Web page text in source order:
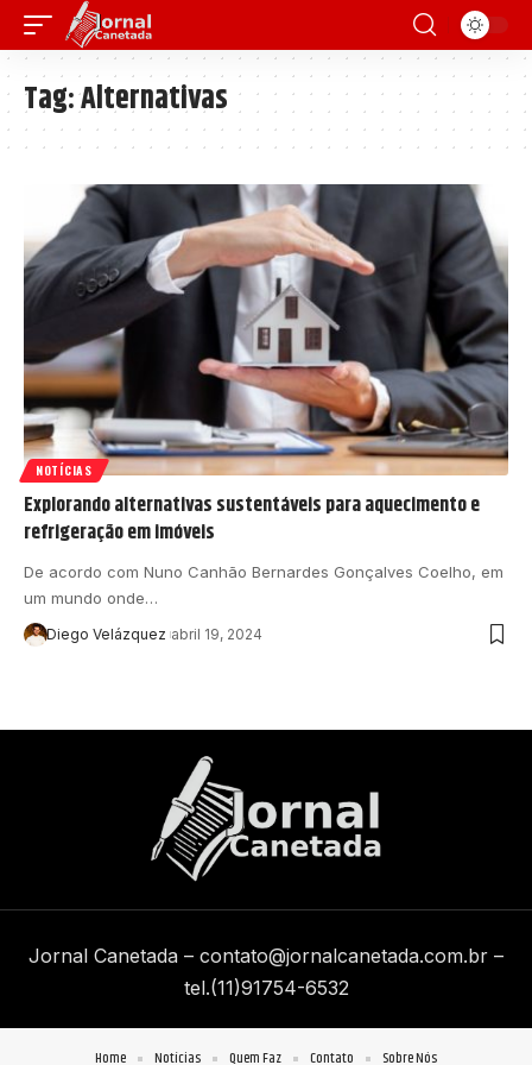
Tag:Alternativas
NOTÍCIAS
Explorando alternativas sustentáveis para aquecimento e
refrigeração em imóveis
De acordo com Nuno Canhão Bernardes Gonçalves Coelho, em
um mundo onde…
Diego Velázquez abril 19, 2024
Jornal Canetada – contato@jornalcanetada.com.br –
tel.(11)91754-6532
Home Notícias Quem Faz Contato Sobre Nós